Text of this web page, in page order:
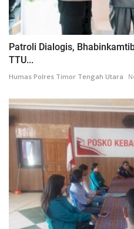
Patroli Dialogis,
TTU...
Humas Polres Timor Tengah Utara